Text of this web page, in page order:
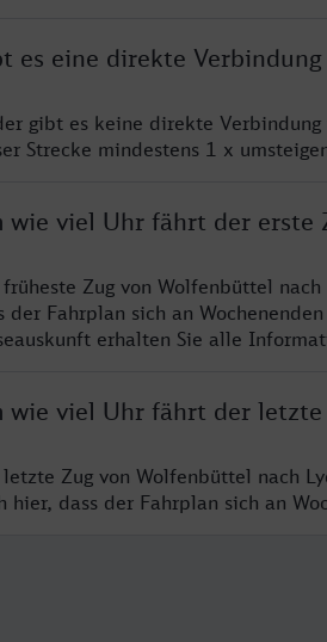
es eine direkte
gibt es keine direkte
Strecke mindestens 1 x
wie viel Uhr fährt der erste
früheste Zug von Wolfenbüttel
der Fahrplan sich an
erhalten Sie alle
wie viel Uhr fährt der
letzte Zug von Wolfenbüttel nach
hier, dass der Fahrplan sich an